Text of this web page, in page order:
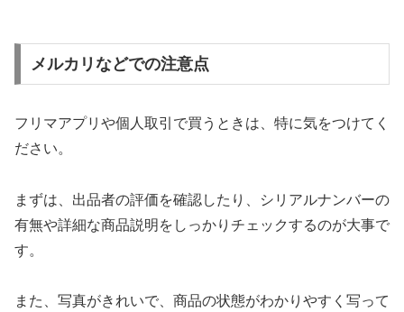
メルカリなどでの注意点
フリマアプリや個人取引で買うときは、特に気をつけてく
ださい。
まずは、出品者の評価を確認したり、シリアルナンバーの
有無や詳細な商品説明をしっかりチェックするのが大事で
す。
また、写真がきれいで、商品の状態がわかりやすく写って